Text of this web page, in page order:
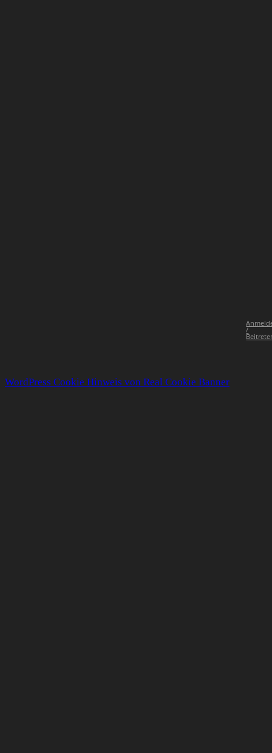
/
WordPress Cookie Hinweis von Real Cookie Banner